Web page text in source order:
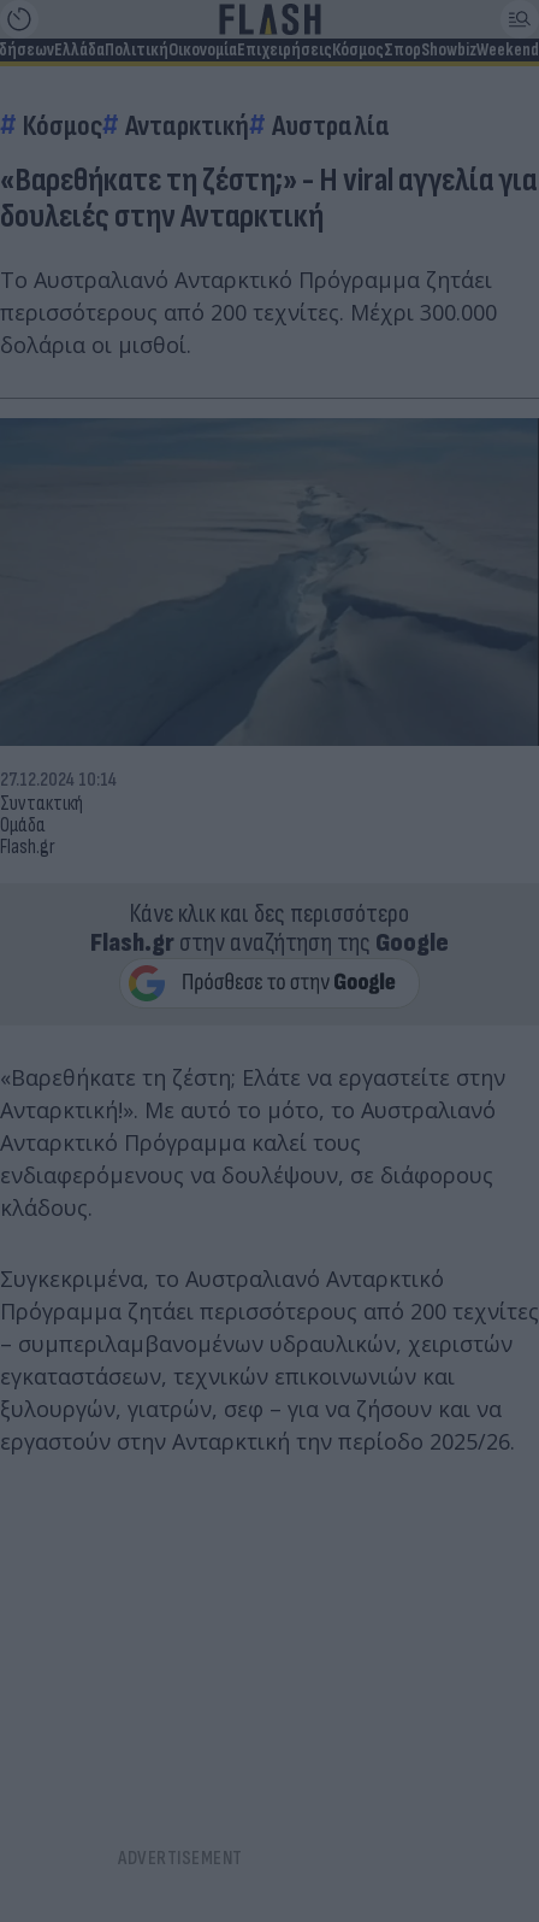
ΕλλάδαΠολιτικήΟικονομίαΕπιχειρήσειςΚόσμοςΣπορShowbizWeekend
Κόσμος Ανταρκτική Αυστραλία
«Βαρεθήκατε τη ζέστη;» - Η viral αγγελία για
δουλειές στην Ανταρκτική
Το Αυστραλιανό Ανταρκτικό Πρόγραμμα ζητάει
περισσότερους από 200 τεχνίτες. Μέχρι 300.000
δολάρια οι μισθοί.
Συντακτική
Ομάδα
Flash.gr
27.12.2024 10:14
Κάνε κλικ και δες περισσότερο
Flash.grστην αναζήτηση της Google
«Βαρεθήκατε τη ζέστη; Ελάτε να εργαστείτε στην
Ανταρκτική!». Με αυτό το μότο, το Αυστραλιανό
Ανταρκτικό Πρόγραμμα καλεί τους
ενδιαφερόμενους να δουλέψουν, σε διάφορους
κλάδους.
Συγκεκριμένα, το Αυστραλιανό Ανταρκτικό
Πρόγραμμα ζητάει περισσότερους από 200 τεχνίτες
– συμπεριλαμβανομένων υδραυλικών, χειριστών
εγκαταστάσεων, τεχνικών επικοινωνιών και
ξυλουργών, γιατρών, σεφ – για να ζήσουν και να
εργαστούν στην Ανταρκτική την περίοδο 2025/26.